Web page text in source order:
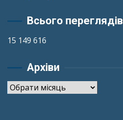
Всього переглядів
15 149 616
Архіви
Архіви